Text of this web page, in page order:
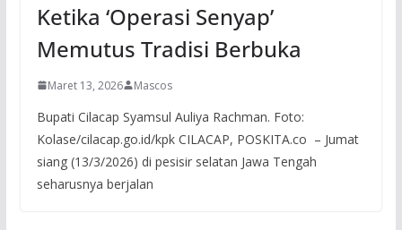
Ketika ‘Operasi Senyap’
Memutus Tradisi Berbuka
Maret 13, 2026 Mascos
Bupati Cilacap Syamsul Auliya Rachman. Foto:
Kolase/cilacap.go.id/kpk CILACAP, POSKITA.co – Jumat
siang (13/3/2026) di pesisir selatan Jawa Tengah
seharusnya berjalan